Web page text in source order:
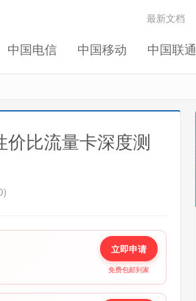
中国电信 中国移动 中国联通
最新文档
价比流量卡深度测
立即申请
免费包邮到家